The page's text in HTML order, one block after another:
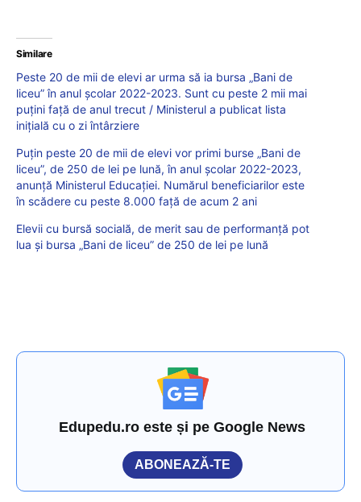
Similare
Peste 20 de mii de elevi ar urma să ia bursa „Bani de
liceu” în anul școlar 2022-2023. Sunt cu peste 2 mii mai
puțini față de anul trecut / Ministerul a publicat lista
inițială cu o zi întârziere
Puțin peste 20 de mii de elevi vor primi burse „Bani de
liceu”, de 250 de lei pe lună, în anul școlar 2022-2023,
anunță Ministerul Educației. Numărul beneficiarilor este
în scădere cu peste 8.000 față de acum 2 ani
Elevii cu bursă socială, de merit sau de performanță pot
lua și bursa „Bani de liceu” de 250 de lei pe lună
Edupedu.ro este și pe Google News
ABONEAZĂ-TE